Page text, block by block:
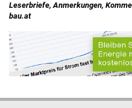
Leserbriefe, Anmerkungen,
bau.at